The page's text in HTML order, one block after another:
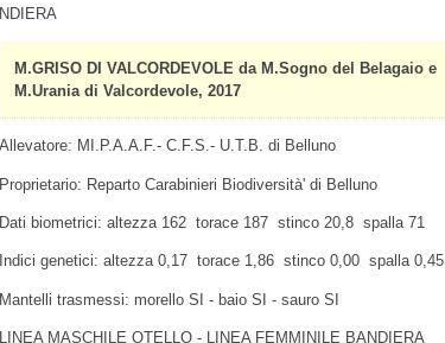
M.GRISO DI VALCORDEVOLE da M.Sogno del Belagaio e
M.Urania di Valcordevole, 2017
Allevatore: MI.P.A.A.F.- C.F.S.- U.T.B. di Belluno
Proprietario: Reparto Carabinieri Biodiversità' di Belluno
Dati biometrici: altezza 162 torace 187 stinco 20,8 spalla 71
Indici genetici: altezza 0,17 torace 1,86 stinco 0,00 spalla 0,45
Mantelli trasmessi: morello SI - baio SI - sauro SI
LINEA MASCHILE OTELLO - LINEA FEMMINILE BANDIERA